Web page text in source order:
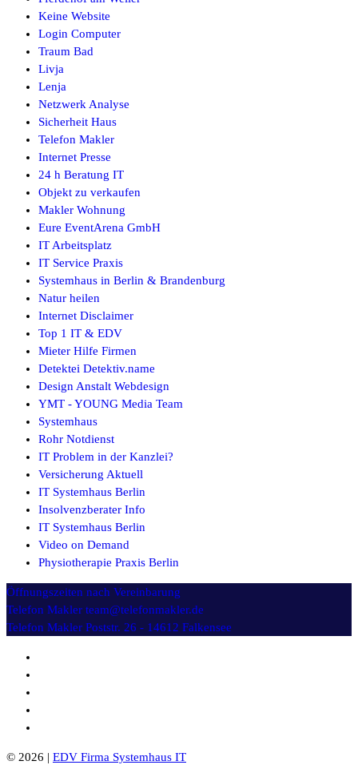
Keine Website
Login Computer
Traum Bad
Livja
Lenja
Netzwerk Analyse
Sicherheit Haus
Telefon Makler
Internet Presse
24 h Beratung IT
Objekt zu verkaufen
Makler Wohnung
Eure EventArena GmbH
IT Arbeitsplatz
IT Service Praxis
Systemhaus in Berlin & Brandenburg
Natur heilen
Internet Disclaimer
Top 1 IT & EDV
Mieter Hilfe Firmen
Detektei Detektiv.name
Design Anstalt Webdesign
YMT - YOUNG Media Team
Systemhaus
Rohr Notdienst
IT Problem in der Kanzlei?
Versicherung Aktuell
IT Systemhaus Berlin
Insolvenzberater Info
IT Systemhaus Berlin
Video on Demand
Physiotherapie Praxis Berlin
Öffnungszeiten nach Vereinbarung
Telefon Makler team@telefonmakler.de
Telefon Makler Poststr. 26 - 14612 Falkensee
© 2026 | EDV Firma Systemhaus IT